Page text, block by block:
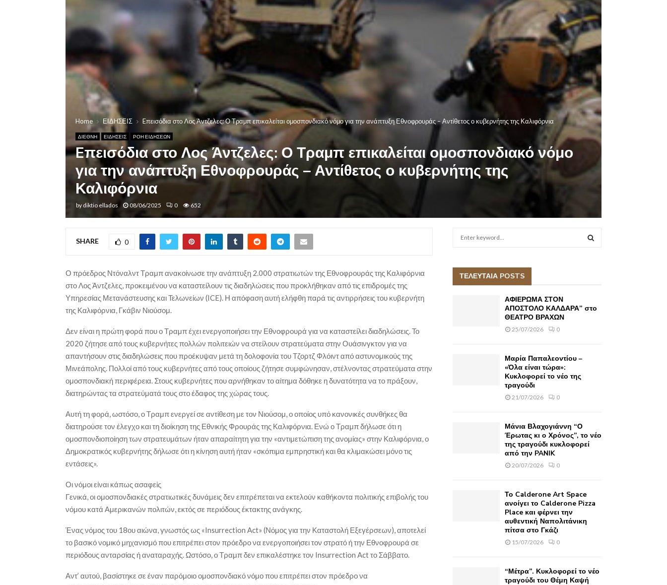
Home ΕΙΔΗΣΕΙΣ Eπεισόδια στο Λος Άντζελες: Ο Τραμπ επικαλείται ομοσπονδιακό νόμο για την ανάπτυξη Εθνοφρουράς – Αντίθετος ο κυβερνήτης της Καλιφόρνια
ΔΙΕΘΝΗ ΕΙΔΗΣΕΙΣ ΡΟΗ ΕΙΔΗΣΕΩΝ
Eπεισόδια στο Λος Άντζελες: Ο Τραμπ επικαλείται ομοσπονδιακό νόμο
για την ανάπτυξη Εθνοφρουράς – Αντίθετος ο κυβερνήτης της
Καλιφόρνια
by diktio ellados 08/06/2025 0 652
SHARE 0
Ο πρόεδρος Ντόναλντ Τραμπ ανακοίνωσε την ανάπτυξη 2.000 στρατιωτών της Εθνοφρουράς της Καλιφόρνια
στο Λος Άντζελες, προκειμένου να καταστείλουν τις διαδηλώσεις που προκλήθηκαν από τις επιδρομές της
Υπηρεσίας Μετανάστευσης και Τελωνείων (ICE). Η απόφαση αυτή ελήφθη παρά τις αντιρρήσεις του κυβερνήτη
της Καλιφόρνια, Γκάβιν Νιούσομ.
Δεν είναι η πρώτη φορά που ο Τραμπ έχει ενεργοποιήσει την Εθνοφρουρά για να καταστείλει διαδηλώσεις. Το
2020 ζήτησε από τους κυβερνήτες πολλών πολιτειών να στείλουν στρατεύματα στην Ουάσινγκτον για να
απαντήσουν στις διαδηλώσεις που προέκυψαν μετά τη δολοφονία του Τζορτζ Φλόιντ από αστυνομικούς της
Μινεάπολης. Πολλοί από τους κυβερνήτες από τους οποίους ζήτησε συμφώνησαν, στέλνοντας στρατεύματα στην
ομοσπονδιακή περιφέρεια. Στους κυβερνήτες που αρνήθηκαν το αίτημα δόθηκε η δυνατότητα να το πράξουν,
διατηρώντας τα στρατεύματά τους στο έδαφος της χώρας τους.
Αυτή τη φορά, ωστόσο, ο Τραμπ ενεργεί σε αντίθεση με τον Νιούσομ, ο οποίος υπό κανονικές συνθήκες θα
διατηρούσε τον έλεγχο και τη διοίκηση της Εθνικής Φρουράς της Καλιφόρνια. Ενώ ο Τραμπ δήλωσε ότι η
ομοσπονδιοποίηση των στρατευμάτων ήταν απαραίτητη για την «αντιμετώπιση της ανομίας» στην Καλιφόρνια, ο
Δημοκρατικός κυβερνήτης δήλωσε ότι η κίνηση αυτή ήταν «σκόπιμα εμπρηστική και θα κλιμακώσει μόνο τις
εντάσεις».
Οι νόμοι είναι κάπως ασαφείς
Γενικά, οι ομοσπονδιακές στρατιωτικές δυνάμεις δεν επιτρέπεται να εκτελούν καθήκοντα πολιτικής επιβολής του
νόμου κατά Αμερικανών πολιτών, εκτός σε περιόδους έκτακτης ανάγκης.
Ένας νόμος του 18ου αιώνα, γνωστός ως «Insurrection Act» (Νόμος για την Καταστολή Εξεγέρσεων), αποτελεί
το βασικό νομικό μηχανισμό που επιτρέπει στον πρόεδρο να ενεργοποιήσει τον στρατό ή την Εθνοφρουρά σε
περιόδους ανταρσίας ή αναταραχής. Ωστόσο, ο Τραμπ δεν επικαλέστηκε τον Insurrection Act το Σάββατο.
Αντ’ αυτού, βασίστηκε σε έναν παρόμοιο ομοσπονδιακό νόμο που επιτρέπει στον πρόεδρο να
h
ΤΕΛΕΥΤΑΙΑ POSTS
ΑΦΙΕΡΩΜΑ ΣΤΟΝ
ΑΠΟΣΤΟΛΟ ΚΑΛΔΑΡΑ” στο
ΘΕΑΤΡΟ ΒΡΑΧΩΝ
25/07/2026 0
Μαρία Παπαλεοντίου –
«Όλα είναι τώρα»:
Κυκλοφορεί το νέο της
τραγούδι
21/07/2026 0
Μάνια Βλαχογιάννη “Ο
Έρωτας κι ο Χρόνος”, το νέο
της τραγούδι κυκλοφορεί
από την PANIK
20/07/2026 0
Το Calderone Art Space
ανοίγει το Calderone Pizza
Place και φέρνει την
αυθεντική Ναπολιτάνικη
πίτσα στο Γκάζι
15/07/2026 0
“Μέτρα”. Κυκλοφορεί το νέο
τραγούδι του Θέμη Καψή